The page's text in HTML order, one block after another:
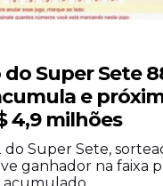
Super Sete
e
4,9 milhões
Super Sete,
ganhador na faixa